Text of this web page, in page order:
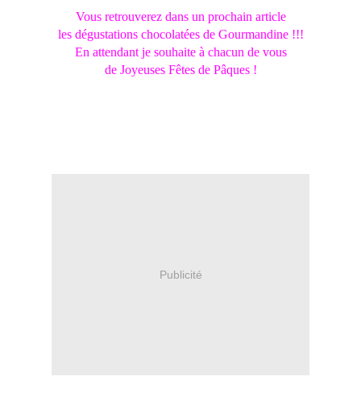
Vous retrouverez dans un prochain article
les dégustations chocolatées de Gourmandine !!!
En attendant je souhaite à chacun de vous
de Joyeuses Fêtes de Pâques !
Publicité